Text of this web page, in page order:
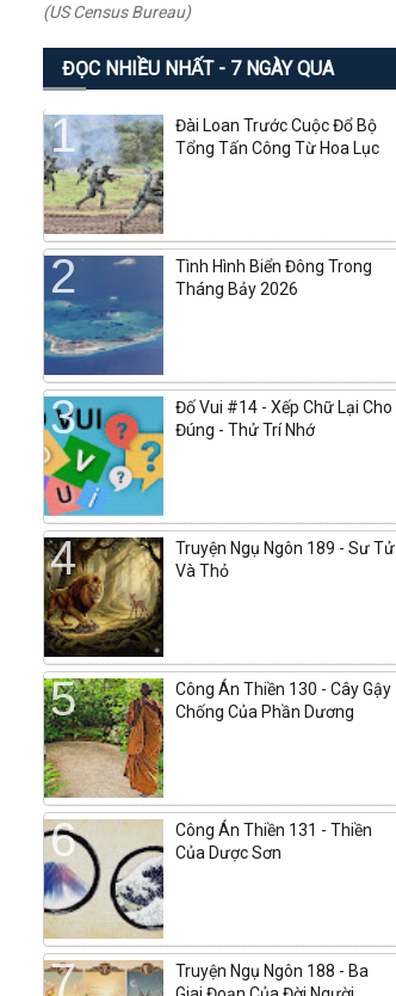
(US Census Bureau)
ĐỌC NHIỀU NHẤT - 7 NGÀY QUA
Đài Loan Trước Cuộc Đổ Bộ
Tổng Tấn Công Từ Hoa Lục
Tình Hình Biển Đông Trong
Tháng Bảy 2026
Đố Vui #14 - Xếp Chữ Lại Cho
Đúng - Thử Trí Nhớ
Truyện Ngụ Ngôn 189 - Sư Tử
Và Thỏ
Công Án Thiền 130 - Cây Gậy
Chống Của Phần Dương
Công Án Thiền 131 - Thiền
Của Dược Sơn
Truyện Ngụ Ngôn 188 - Ba